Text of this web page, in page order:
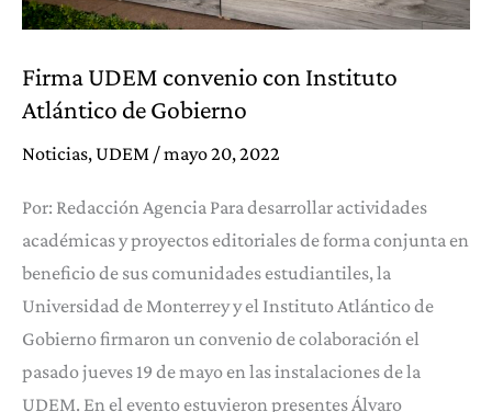
Firma UDEM convenio con Instituto
Atlántico de Gobierno
Noticias, UDEM /mayo 20, 2022
Por: Redacción Agencia Para desarrollar actividades
académicas y proyectos editoriales de forma conjunta en
beneficio de sus comunidades estudiantiles, la
Universidad de Monterrey y el Instituto Atlántico de
Gobierno firmaron un convenio de colaboración el
pasado jueves 19 de mayo en las instalaciones de la
UDEM. En el evento estuvieron presentes Álvaro